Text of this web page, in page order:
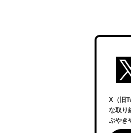
X（旧
な取り
ぶやき